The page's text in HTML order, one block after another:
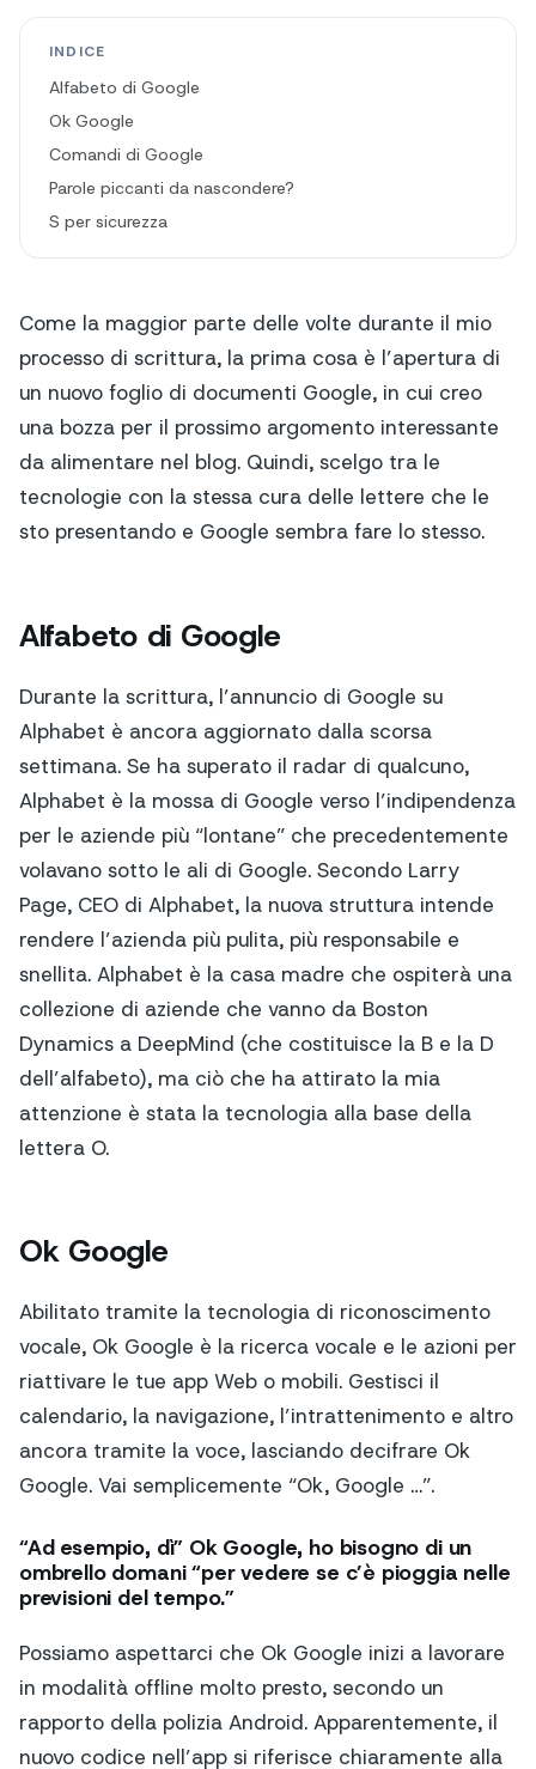
INDICE
Alfabeto di Google
Ok Google
Comandi di Google
Parole piccanti da nascondere?
S per sicurezza
Come la maggior parte delle volte durante il mio
processo di scrittura, la prima cosa è l’apertura di
un nuovo foglio di documenti Google, in cui creo
una bozza per il prossimo argomento interessante
da alimentare nel blog. Quindi, scelgo tra le
tecnologie con la stessa cura delle lettere che le
sto presentando e Google sembra fare lo stesso.
Alfabeto di Google
Durante la scrittura, l’annuncio di Google su
Alphabet è ancora aggiornato dalla scorsa
settimana. Se ha superato il radar di qualcuno,
Alphabet è la mossa di Google verso l’indipendenza
per le aziende più “lontane” che precedentemente
volavano sotto le ali di Google. Secondo Larry
Page, CEO di Alphabet, la nuova struttura intende
rendere l’azienda più pulita, più responsabile e
snellita. Alphabet è la casa madre che ospiterà una
collezione di aziende che vanno da Boston
Dynamics a DeepMind (che costituisce la B e la D
dell’alfabeto), ma ciò che ha attirato la mia
attenzione è stata la tecnologia alla base della
lettera O.
Ok Google
Abilitato tramite la tecnologia di riconoscimento
vocale, Ok Google è la ricerca vocale e le azioni per
riattivare le tue app Web o mobili. Gestisci il
calendario, la navigazione, l’intrattenimento e altro
ancora tramite la voce, lasciando decifrare Ok
Google. Vai semplicemente “Ok, Google …”.
“Ad esempio, dì” Ok Google, ho bisogno di un
ombrello domani “per vedere se c’è pioggia nelle
previsioni del tempo.”
Possiamo aspettarci che Ok Google inizi a lavorare
in modalità offline molto presto, secondo un
rapporto della polizia Android. Apparentemente, il
nuovo codice nell’app si riferisce chiaramente alla